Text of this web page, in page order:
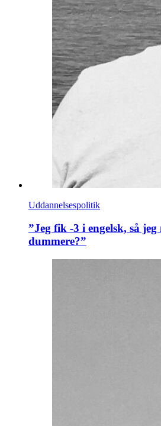
Uddannelsespolitik
”Jeg fik -3 i engelsk, så
dummere?”